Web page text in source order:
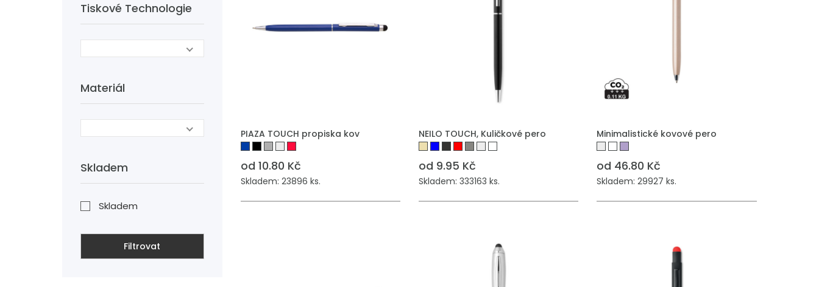
Tiskové Technologie
Materiál
Skladem
Skladem
Filtrovat
PIAZA TOUCH propiska kov
od 10.80 Kč
Skladem: 23896 ks.
NEILO TOUCH, Kuličkové pero
od 9.95 Kč
Skladem: 333163 ks.
Minimalistické kovové pero
od 46.80 Kč
Skladem: 29927 ks.